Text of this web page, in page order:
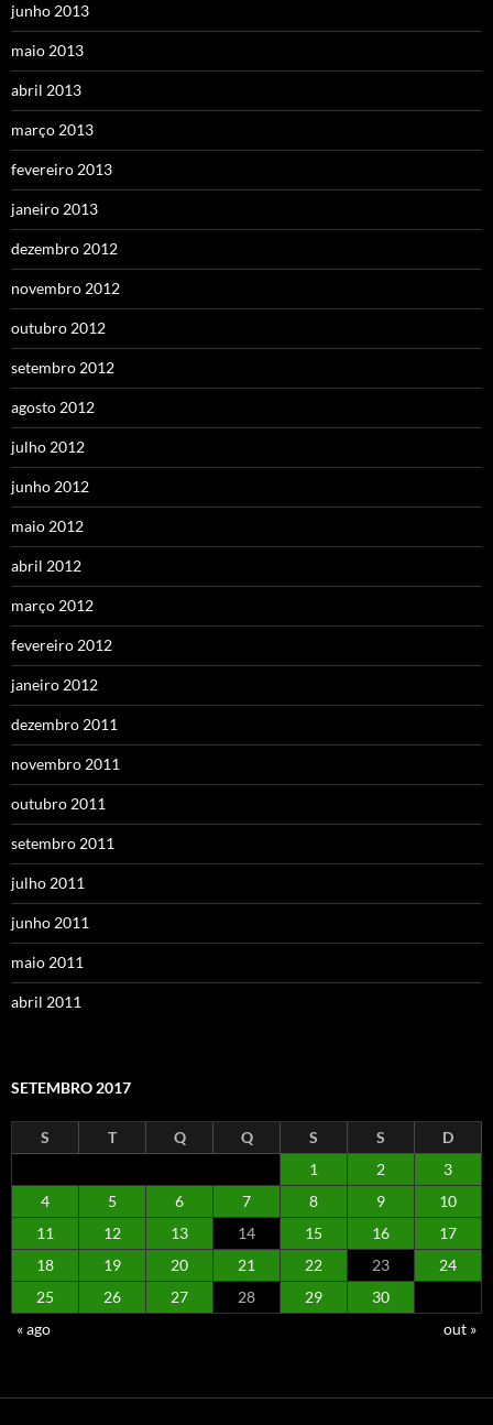
junho 2013
maio 2013
abril 2013
março 2013
fevereiro 2013
janeiro 2013
dezembro 2012
novembro 2012
outubro 2012
setembro 2012
agosto 2012
julho 2012
junho 2012
maio 2012
abril 2012
março 2012
fevereiro 2012
janeiro 2012
dezembro 2011
novembro 2011
outubro 2011
setembro 2011
julho 2011
junho 2011
maio 2011
abril 2011
SETEMBRO 2017
S T Q Q S S
D
1
2
3
4
5 6 7 8 9
10
11
12 13 14 15 16
17
18
19 20 21 22 23
24
25
26 27 28 29
30
« ago
out »